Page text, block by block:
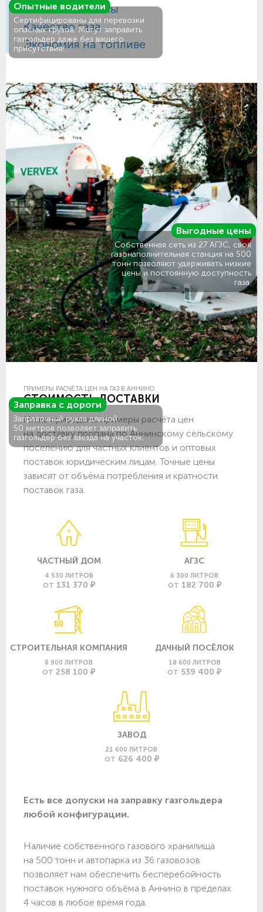
Газовые баллоны
Качество газа
Экономия на топливе
Опытные водители
Сертифицированы для перевозки
опасных грузов. Могут заправить
газгольдер даже без вашего
присутствия!
Заправка с дороги
Заправочный рукав длиной
50 метров позволяет заправить
газгольдер без заезда на участок.
Выгодные цены
Собственная сеть из 27 АГЗС, своя
газонаполнительная станция на 500
тонн позволяют удерживать низкие
цены и постоянную доступность
газа.
ПРИМЕРЫ РАСЧЁТА ЦЕН НА ГАЗ В АННИНО
СТОИМОСТЬ ДОСТАВКИ
Ниже приведены примеры расчёта цен
на доставку пропана по Аннинскому сельскому
поселению для частных клиентов и оптовых
поставок юридическим лицам. Точные цены
зависят от объёма потребления и кратности
поставок газа.
ЧАСТНЫЙ ДОМ
4 530 ЛИТРОВ
ОТ 131 370 ₽
АГЗС
6 300 ЛИТРОВ
ОТ 182 700 ₽
СТРОИТЕЛЬНАЯ КОМПАНИЯ
8 900 ЛИТРОВ
ОТ 258 100 ₽
ДАЧНЫЙ ПОСЁЛОК
18 600 ЛИТРОВ
ОТ 539 400 ₽
ЗАВОД
21 600 ЛИТРОВ
ОТ 626 400 ₽
Есть все допуски нa заправку газгольдера
любой конфигурации.
Наличие собственного газового хранилища
на 500 тонн и автопарка из 36 газовозов
позволяет нам обеспечить бесперебойность
поставок нужного объёма в Аннино в пределах
4 часов в любое время года.